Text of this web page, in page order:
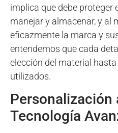
implica que debe proteger
manejar y almacenar, y al
eficazmente la marca y
entendemos que cada
elección del material
utilizados.
Personalización
Tecnología